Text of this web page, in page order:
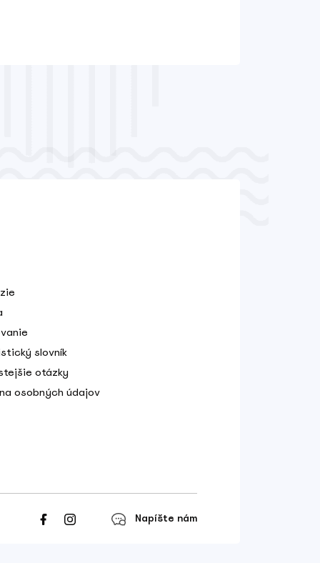
slovník
otázky
osobných údajov
Napíšte nám